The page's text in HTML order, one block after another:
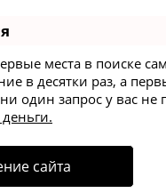
места в поиске
в десятки раз, а
один запрос у вас не
сайта